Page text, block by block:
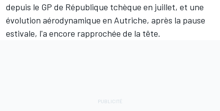
depuis le GP de République tchèque en juillet, et une
évolution aérodynamique en Autriche, après la pause
estivale, l'a encore rapprochée de la tête.